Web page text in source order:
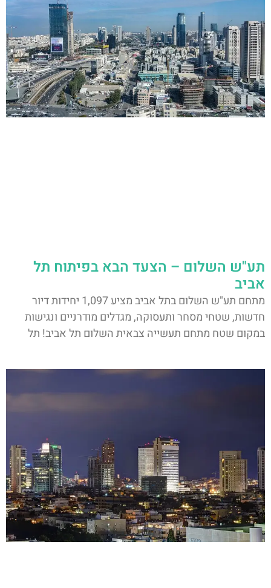
תע"ש השלום – הצעד הבא בפיתוח תל
אביב
מתחם תע"ש השלום בתל אביב מציע 1,097 יחידות דיור
חדשות, שטחי מסחר ותעסוקה, מגדלים מודרניים ונגישות
במקום שטח מתחם תעשייה צבאית השלום תל אביב! תל